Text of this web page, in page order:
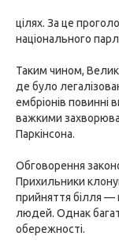
цілях. За це
національного
Таким чином,
де було
ембріонів повинні
важкими
Паркінсона.
Обговорення
Прихильники
прийняття білля —
людей. Однак
обережності.